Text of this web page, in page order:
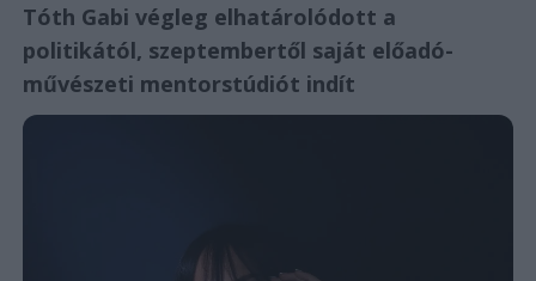
Tóth Gabi végleg elhatárolódott a
politikától, szeptembertől saját előadó-
művészeti mentorstúdiót indít